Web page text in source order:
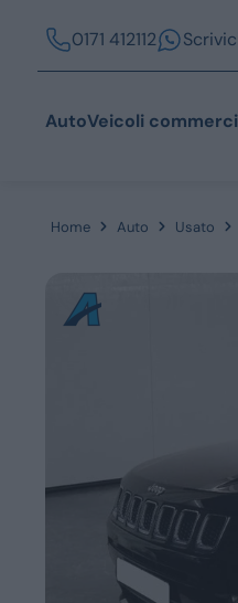
0171 412112
AutoVeicoli
Servizi
Home Auto Usato